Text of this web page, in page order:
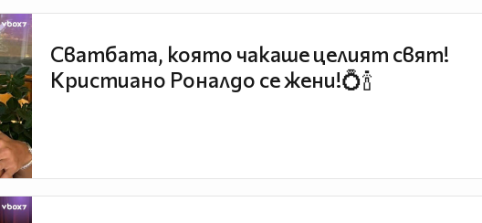
Сватбата, която чакаше целият свят!
Кристиано Роналдо се жени!💍🍾